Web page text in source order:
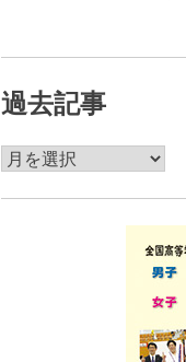
過去記事
過